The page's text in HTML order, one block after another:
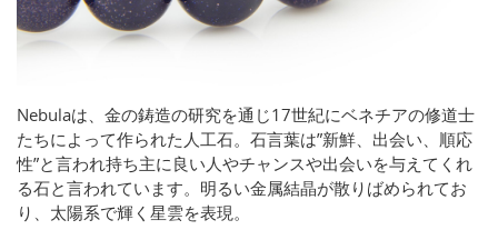
Nebulaは、金の鋳造の研究を通じ17世紀にベネチアの修道士
たちによって作られた人工石。石言葉は”新鮮、出会い、順応
性”と言われ持ち主に良い人やチャンスや出会いを与えてくれ
る石と言われています。明るい金属結晶が散りばめられてお
り、太陽系で輝く星雲を表現。